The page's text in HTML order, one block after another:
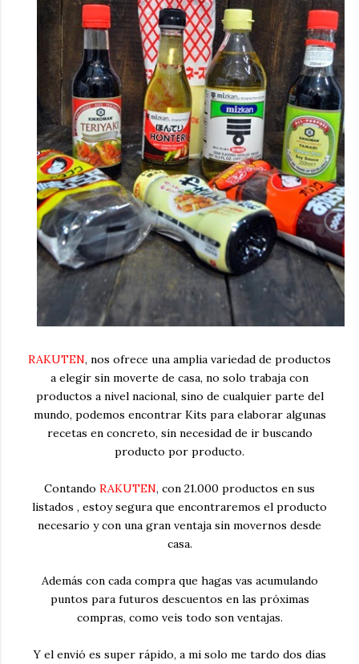
RAKUTEN, nos ofrece una amplia variedad de productos
a elegir sin moverte de casa, no solo trabaja con
productos a nivel nacional, sino de cualquier parte del
mundo, podemos encontrar Kits para elaborar algunas
recetas en concreto, sin necesidad de ir buscando
producto por producto.
Contando RAKUTEN, con 21.000 productos en sus
listados , estoy segura que encontraremos el producto
necesario y con una gran ventaja sin movernos desde
casa.
Además con cada compra que hagas vas acumulando
puntos para futuros descuentos en las próximas
compras, como veis todo son ventajas.
Y el envió es super rápido, a mi solo me tardo dos días